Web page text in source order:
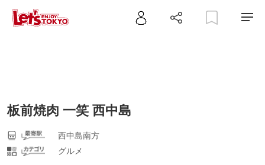
板前焼肉 一笑 西中島
西中島南方
グルメ